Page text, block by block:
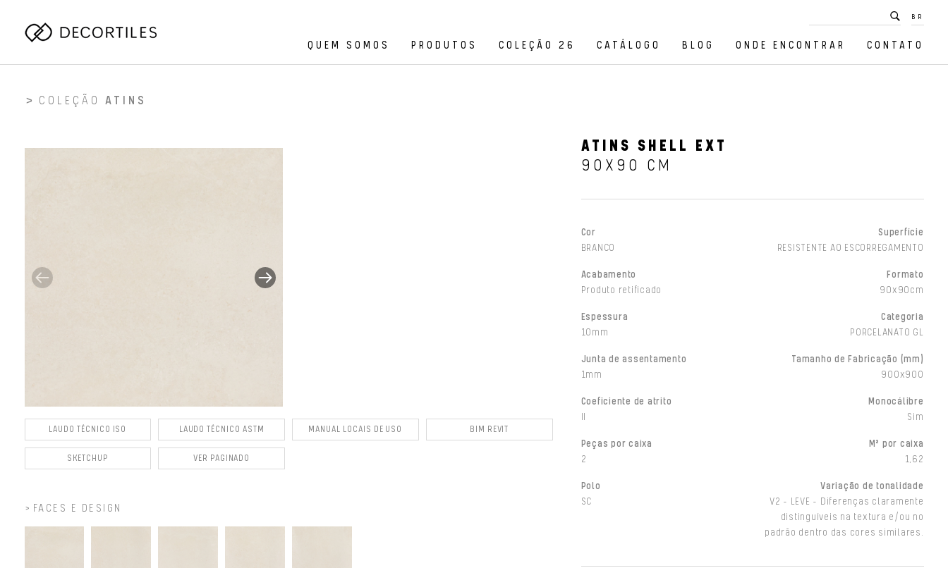
BR
QUEM SOMOS PRODUTOS COLEÇÃO 26 CATÁLOGO BLOG ONDE ENCONTRAR CONTATO
COLEÇÃO ATINS
LAUDO TÉCNICO ISO LAUDO TÉCNICO ASTM MANUAL LOCAIS DE USO BIM REVIT
SKETCHUP VER PAGINADO
FACES E DESIGN
ATINS SHELL EXT
90X90 CM
Cor
BRANCO
Superfície
RESISTENTE AO ESCORREGAMENTO
Acabamento
Produto retificado
Formato
90x90cm
Espessura
10mm
Categoria
PORCELANATO GL
Junta de assentamento
1mm
Tamanho de Fabricação (mm)
900x900
Coeficiente de atrito
Monocálibre
Sim
Peças por caixa
2
M² por caixa
1,62
Polo
SC
Variação de tonalidade
V2 - LEVE - Diferenças claramente
distinguíveis na textura e/ou no
padrão dentro das cores similares.